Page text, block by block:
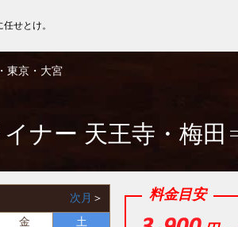
せとけ。
東京・大宮
ナー 天王寺・梅田
次月 ＞
金 土
料金目安